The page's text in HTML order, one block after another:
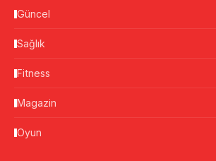
Güncel
Sağlık
Fitness
Magazin
Oyun